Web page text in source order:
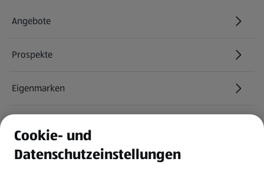
Angebote
Prospekte
Eigenmarken
Newsletter
Cookie- und
Datenschutzeinstellungen